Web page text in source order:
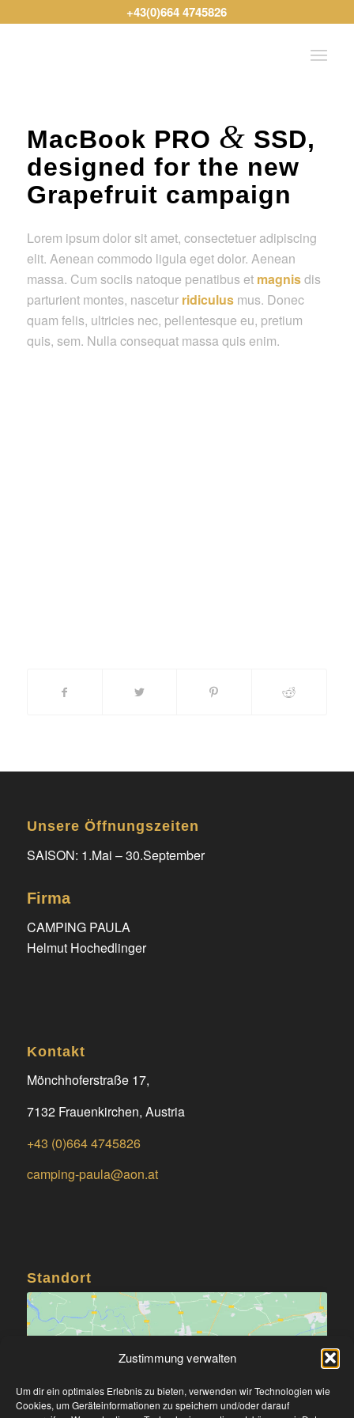
Zustimmung verwalten
Um dir ein optimales Erlebnis zu bieten, verwenden wir Technologien wie
Cookies, um Geräteinformationen zu speichern und/oder darauf
+43(0)664 4745826
MacBook PRO & SSD,
designed for the new
Grapefruit campaign
Lorem ipsum dolor sit amet, consectetuer adipiscing
elit. Aenean commodo ligula eget dolor. Aenean
massa. Cum sociis natoque penatibus et magnisdis
parturient montes, nascetur ridiculusmus. Donec
quam felis, ultricies nec, pellentesque eu, pretium
quis, sem. Nulla consequat massa quis enim.
Unsere Öffnungszeiten
SAISON: 1.Mai – 30.September
Firma
CAMPING PAULA
Helmut Hochedlinger
Kontakt
Mönchhoferstraße 17,
7132 Frauenkirchen, Austria
+43 (0)664 4745826
camping-paula@aon.at
Standort
Klicke hier, um Marketing-Cookies zu
akzeptieren und diesen Inhalt zu aktivieren